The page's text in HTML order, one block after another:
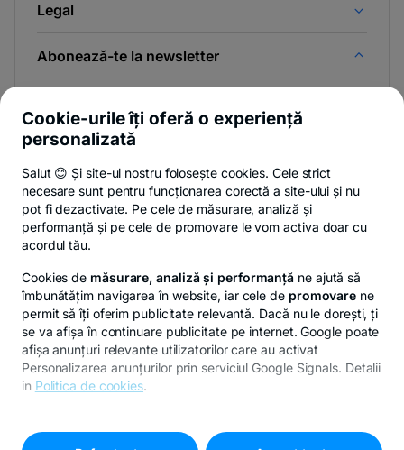
Legal
Abonează-te la newsletter
Poți renunța oricând,vezi detalii-
opens
in
a
.
Privacy Hub - opens in a new tab
Politica de confidențialitate- opens in a new
Politica de cookies
© Copyright 2026 Banca Transilvania. Toate drepturile
rezervate.
-
Cookie-urile îți oferă o experiență
personalizată
Salut 😊 Și site-ul nostru folosește cookies. Cele strict
necesare sunt pentru funcționarea corectă a site-ului și nu
pot fi dezactivate. Pe cele de măsurare, analiză și
performanță și pe cele de promovare le vom activa doar cu
acordul tău.
Cookies de măsurare, analiză și performanță ne ajută să
îmbunătățim navigarea în website, iar cele de promovare ne
permit să îți oferim publicitate relevantă. Dacă nu le dorești, ți
se va afișa în continuare publicitate pe internet. Google poate
afișa anunțuri relevante utilizatorilor care au activat
Personalizarea anunțurilor prin serviciul Google Signals. Detalii
in Politica de cookies.
cookies"